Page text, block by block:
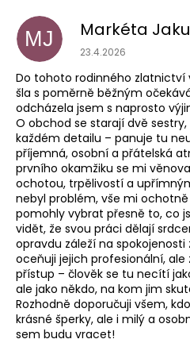
MJ Markéta
Hodnocení
23.4.2026
Do tohoto rodinného zlatnictví
šla s poměrně běžným
odcházela jsem s naprosto
O obchod se starají dvě
každém detailu – panuje tu
příjemná, osobní a přátelská
prvního okamžiku se mi
ochotou, trpělivostí a
nebyl problém, vše mi
pomohly vybrat přesně to, co
vidět, že svou práci dělají
opravdu záleží na spokojenosti
oceňuji jejich profesionální, ale
přístup – člověk se tu necítí
ale jako někdo, na kom jim
Rozhodně doporučuji všem,
krásné šperky, ale i milý a
sem budu vracet!